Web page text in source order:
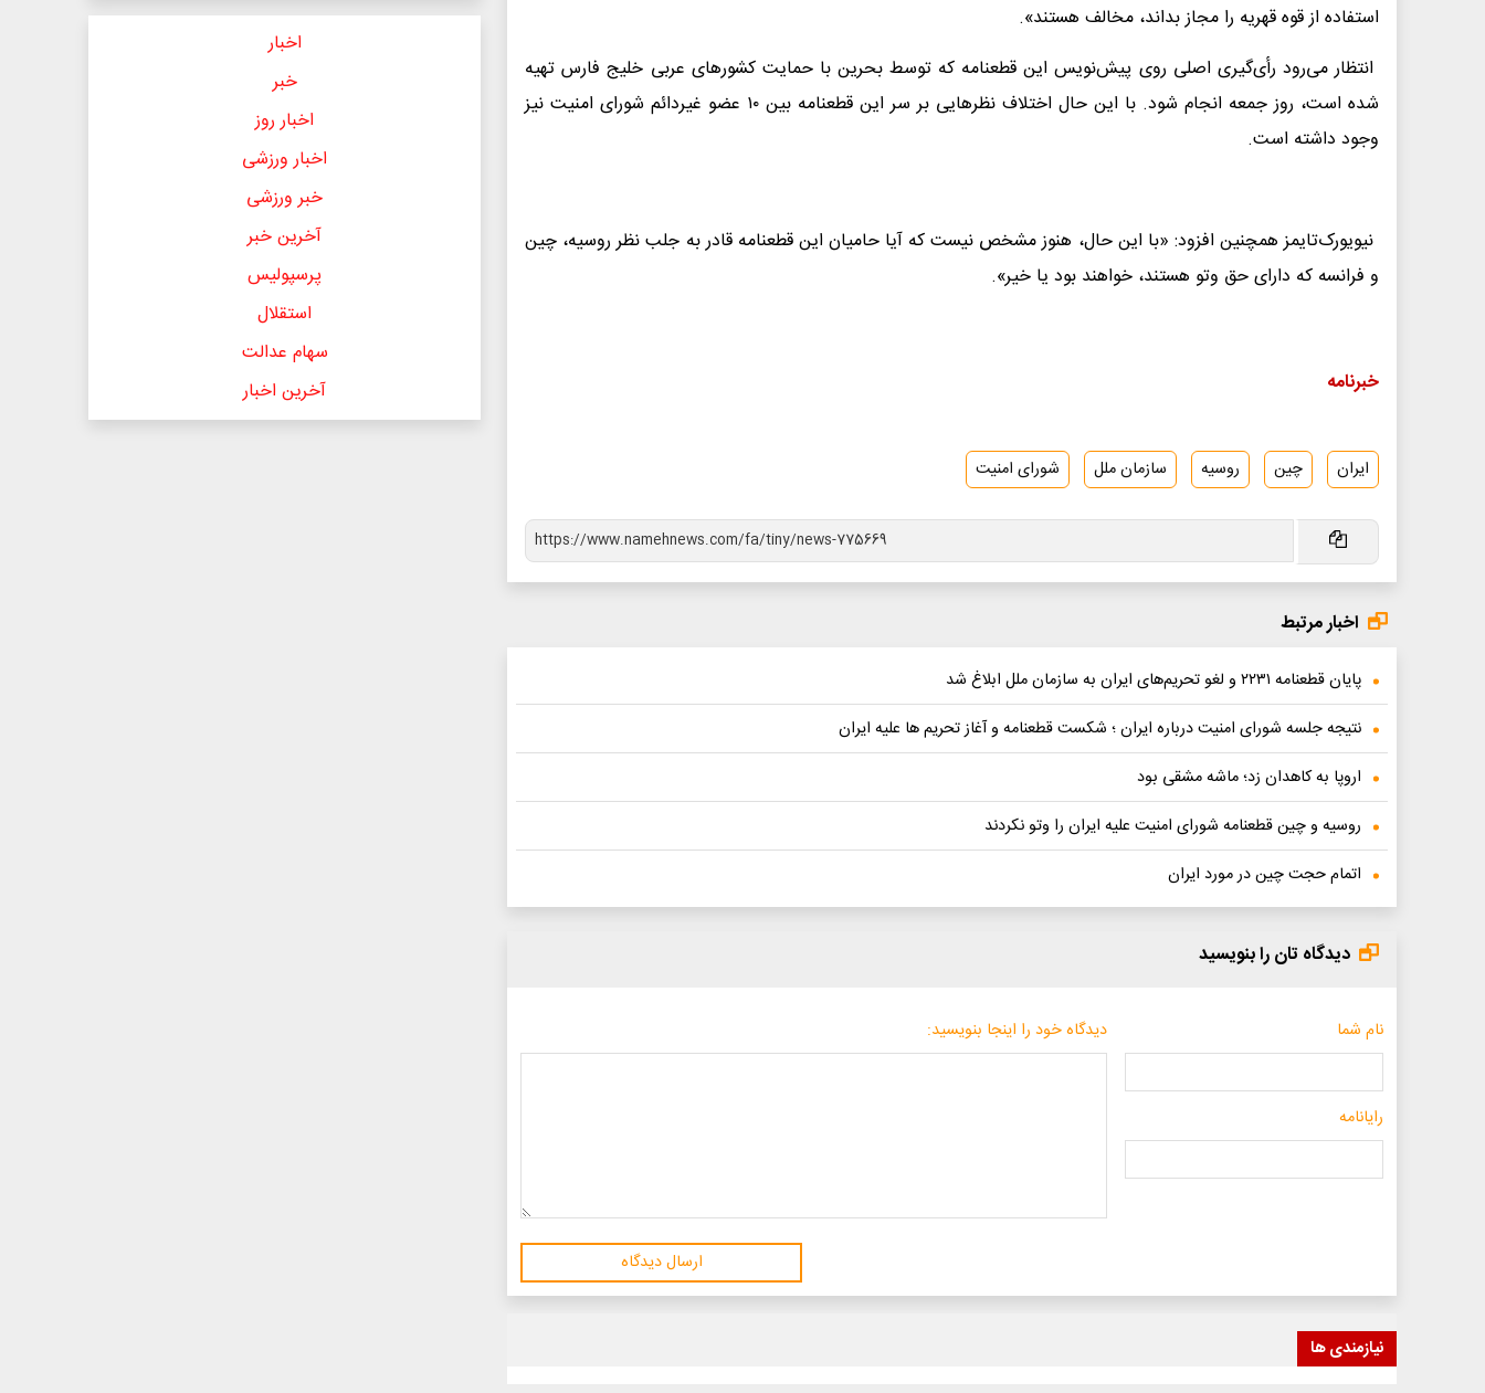
استفاده از قوه قهریه را مجاز بداند، مخالف هستند».
انتظار می‌رود رأی‌گیری اصلی روی پیش‌نویس این قطعنامه که توسط بحرین با حمایت کشورهای عربی خلیج فارس تهیه
شده است، روز جمعه انجام شود. با این حال اختلاف نظرهایی بر سر این قطعنامه بین ۱۰ عضو غیردائم شورای امنیت نیز
وجود داشته است.
نیویورک‌تایمز همچنین افزود: «با این حال، هنوز مشخص نیست که آیا حامیان این قطعنامه قادر به جلب نظر روسیه، چین
و فرانسه که دارای حق وتو هستند، خواهند بود یا خیر».
خبرنامه
ایران چین روسیه سازمان ملل شورای امنیت
اخبار مرتبط
پایان قطعنامه ۲۲۳۱ و لغو تحریم‌های ایران به سازمان ملل ابلاغ شد
نتیجه جلسه شورای امنیت درباره ایران ؛ شکست قطعنامه و آغاز تحریم ها علیه ایران
اروپا به کاهدان زد؛ ماشه مشقی بود
روسیه و چین قطعنامه شورای امنیت علیه ایران را وتو نکردند
اتمام حجت چین در مورد ایران
دیدگاه تان را بنویسید
نام شما
رایانامه
دیدگاه خود را اینجا بنویسید:
ارسال دیدگاه
نیازمندی ها
اخبار
خبر
اخبار روز
اخبار ورزشی
خبر ورزشی
آخرین خبر
پرسپولیس
استقلال
سهام عدالت
آخرین اخبار